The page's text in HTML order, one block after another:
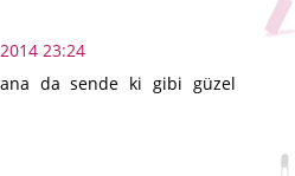
23:24
da sende ki gibi güzel